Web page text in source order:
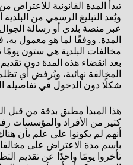
تبدأ المدة القانونية للاعتراض
ويُعد التبليغ الرسمي من البلدية
عبر منصة بلدي أو رسالة
المدة. ووفقًا لما هو معمول
مخالفات البلدية هي ستون يومًا
بعد انقضاء هذه المدة دون
المخالفة نهائية، ويُرفض أي
شكلًا دون الدخول في تفاصيله
هذا المبدأ مطبق بدقة من قبل
كثير من الأفراد والمؤسسات
أنهم لم يكونوا على علم بأن
باسم مدة الاعتراض على مخالفات
تأخروا يومًا واحدًا عن تقديم